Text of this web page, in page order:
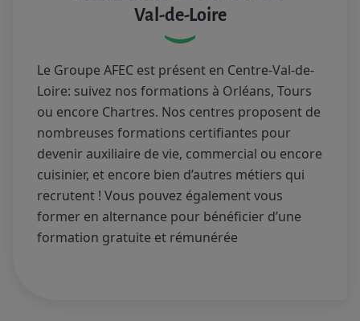
Val-de-Loire
Le Groupe AFEC est présent en Centre-Val-de-
Loire: suivez nos formations à Orléans, Tours
ou encore Chartres. Nos centres proposent de
nombreuses formations certifiantes pour
devenir auxiliaire de vie, commercial ou encore
cuisinier, et encore bien d’autres métiers qui
recrutent ! Vous pouvez également vous
former en alternance pour bénéficier d’une
formation gratuite et rémunérée